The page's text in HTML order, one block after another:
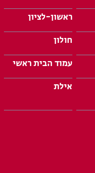
ראשון-לציון
חולון
עמוד הבית ראשי
אילת